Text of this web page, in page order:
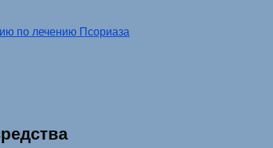
по лечению Псориаза